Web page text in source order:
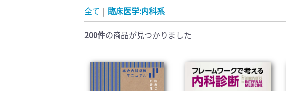
新刊(直近6ヶ月)(24)
マニュアル(39)
臨床医学:一般(359) 臨床医学:内科系(407)
基礎医学関連科学(80)
自然科学(25)
全て | 臨床医学:内科系
200件の商品が見つかりました